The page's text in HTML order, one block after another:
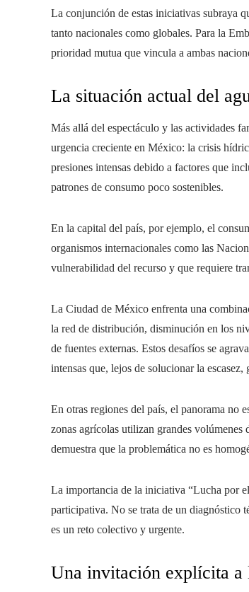
La conjunción de estas iniciativas subraya
tanto nacionales como globales. Para la
prioridad mutua que vincula a ambas
La situación actual del
Más allá del espectáculo y las actividades
urgencia creciente en México: la crisis
presiones intensas debido a factores que
patrones de consumo poco sostenibles.
En la capital del país, por ejemplo, el
organismos internacionales como las
vulnerabilidad del recurso y que requiere
La Ciudad de México enfrenta una
la red de distribución, disminución en los
de fuentes externas. Estos desafíos se
intensas que, lejos de solucionar la
En otras regiones del país, el panorama no
zonas agrícolas utilizan grandes volúmenes
demuestra que la problemática no es
La importancia de la iniciativa “Lucha por
participativa. No se trata de un diagnóstico
es un reto colectivo y urgente.
Una invitación explícita